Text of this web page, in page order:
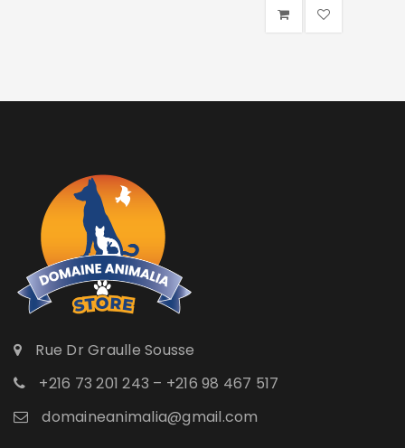
Rue Dr Graulle Sousse
+216 73 201 243 – +216 98 467 517
domaineanimalia@gmail.com